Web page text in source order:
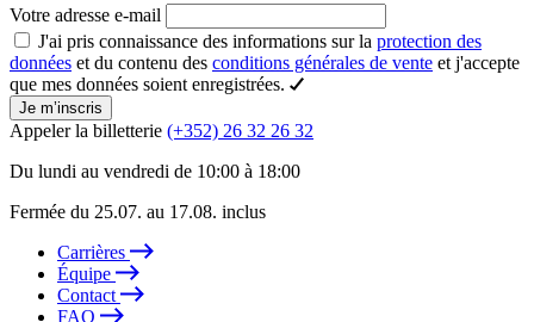
Votre adresse e-mail
J'ai pris connaissance des informations sur la protection des
données et du contenu des conditions générales de vente et j'accepte
que mes données soient enregistrées.
Je m’inscris
Appeler la billetterie (+352) 26 32 26 32
Du lundi au vendredi de 10:00 à 18:00
Fermée du 25.07. au 17.08. inclus
Carrières
Équipe
Contact
FAQ